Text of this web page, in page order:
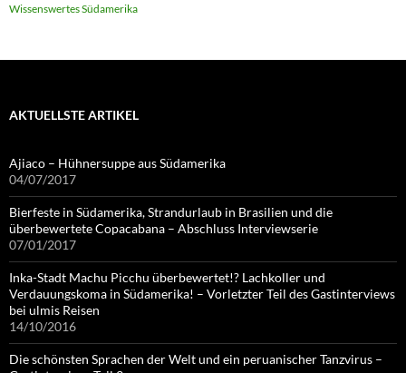
Wissenswertes Südamerika
AKTUELLSTE ARTIKEL
Ajiaco – Hühnersuppe aus Südamerika
04/07/2017
Bierfeste in Südamerika, Strandurlaub in Brasilien und die
überbewertete Copacabana – Abschluss Interviewserie
07/01/2017
Inka-Stadt Machu Picchu überbewertet!? Lachkoller und
Verdauungskoma in Südamerika! – Vorletzter Teil des Gastinterviews
bei ulmis Reisen
14/10/2016
Die schönsten Sprachen der Welt und ein peruanischer Tanzvirus –